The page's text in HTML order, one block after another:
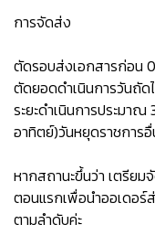
การจัดส่ง
ตัดรอบส่งเอกสารก่อน
ตัดยอดดำเนินการวันถัด
ระยะดำเนินการประมา
อาทิตย์)วันหยุดราชการ
หากสถานะขึ้นว่า เตรีย
ตอนแรกเพื่อนำออเดอ
ตามลำดับค่ะ